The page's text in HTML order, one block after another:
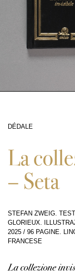
DÉDALE
La
– Seta
STEFAN ZWEIG.
GLORIEUX.
2025 / 96 PAGINE.
FRANCESE
La collezione